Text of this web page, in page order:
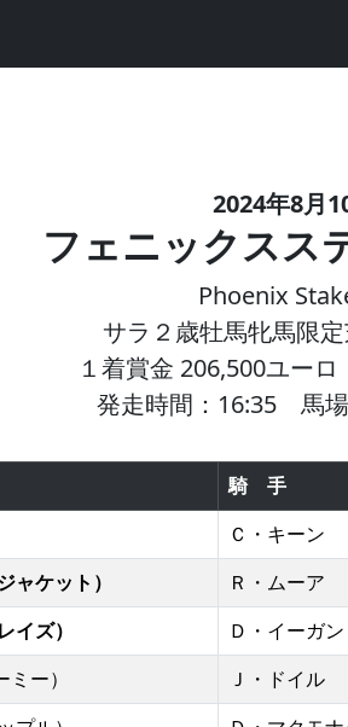
2024年8月
フェニックスス
Phoenix
サラ２歳牡馬牝馬限
１着賞金 206,500ユー
発走時間：16:35 馬
騎 手
Ｃ・キーン
ャケット） Ｒ・ムーア
イズ） Ｄ・イーガン
ー） Ｊ・ドイル